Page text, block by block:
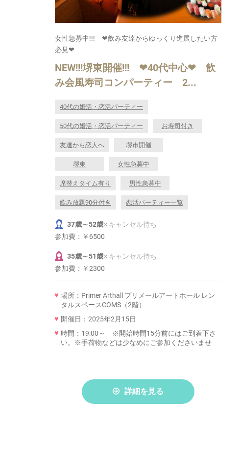
女性急募中!!! ❤飲み友達からゆっくり進展したい方
必見❤
NEW!!!堺東開催!!! ❤40代中心❤ 飲
み会風寿司コンパーティー 2...
40代の婚活・恋活パーティー
50代の婚活・恋活パーティー お寿司付き
友達から恋人へ 堺市開催
堺東 女性急募中
席替えタイム有り 男性急募中
飲み放題90分付き 恋活パーティー一覧
37歳～52歳× キャンセル待ち
参加費： ￥6500
35歳～51歳× キャンセル待ち
参加費： ￥2300
場所：Primer Arthall プリメールアートホール レン
タルスペースCOMS（2階）
開催日：2025年2月15日
時間：19:00～ ※開始時間15分前にはご到着下さ
い。※手荷物などは少なめにご参加くださいませ
詳細を見る